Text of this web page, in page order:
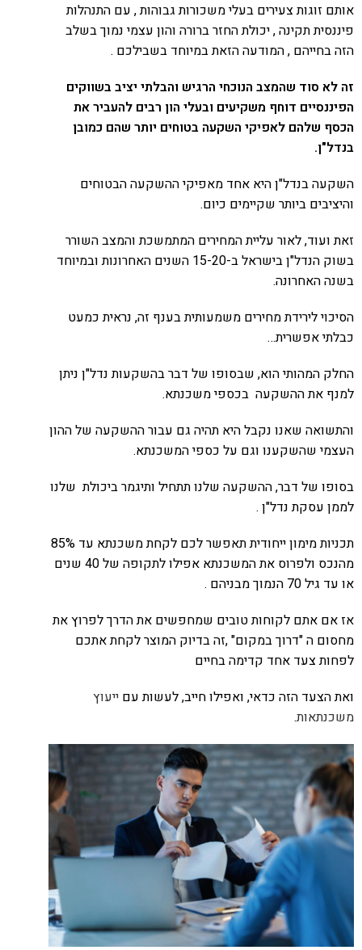
אותם זוגות צעירים בעלי משכורות גבוהות , עם התנהלות
פיננסית תקינה , יכולת החזר ברורה והון עצמי נמוך בשלב
הזה בחייהם , המודעה הזאת במיוחד בשבילכם .
זה לא סוד שהמצב הנוכחי הרגיש והבלתי יציב בשווקים
הפיננסיים דוחף משקיעים ובעלי הון רבים להעביר את
הכסף שלהם לאפיקי השקעה בטוחים יותר שהם כמובן
בנדל"ן.
השקעה בנדל"ן היא אחד מאפיקי ההשקעה הבטוחים
והיציבים ביותר שקיימים כיום.
זאת ועוד, לאור עליית המחירים המתמשכת והמצב השורר
בשוק הנדל"ן בישראל ב-15-20 השנים האחרונות ובמיוחד
בשנה האחרונה.
הסיכוי לירידת מחירים משמעותית בענף זה, נראית כמעט
כבלתי אפשרית…
החלק המהותי הוא, שבסופו של דבר בהשקעות נדל"ן ניתן
למנף את ההשקעה בכספי משכנתא.
והתשואה שאנו נקבל היא תהיה גם עבור ההשקעה של ההון
העצמי שהשקענו וגם על כספי המשכנתא.
בסופו של דבר, ההשקעה שלנו תתחיל ותיגמר ביכולת שלנו
לממן עסקת נדל"ן .
תכניות מימון ייחודית תאפשר לכם לקחת משכנתא עד 85%
מהנכס ולפרוס את המשכנתא אפילו לתקופה של 40 שנים
או עד גיל 70 הנמוך מבניהם .
אז אם אתם לקוחות טובים שמחפשים את הדרך לפרוץ את
מחסום ה "דרוך במקום" ,זה בדיוק המוצר לקחת אתכם
לפחות צעד אחד קדימה בחיים
ואת הצעד הזה כדאי, ואפילו חייב, לעשות עם ייעוץ
משכנתאות.